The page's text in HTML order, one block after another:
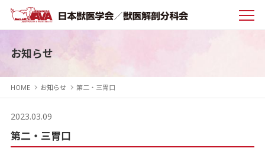
お知らせ
HOME お知らせ 第二・三胃口
2023.03.09
第二・三胃口